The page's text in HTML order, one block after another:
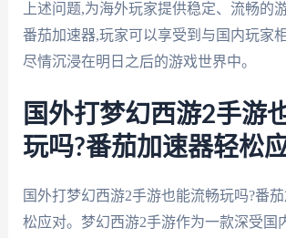
上述问题,为海外玩家提供稳定、流畅的
番茄加速器,玩家可以享受到与国内玩家
尽情沉浸在明日之后的游戏世界中。
国外打梦幻西游2手游
玩吗?番茄加速器轻松
国外打梦幻西游2手游也能流畅玩吗?番
松应对。梦幻西游2手游作为一款深受国